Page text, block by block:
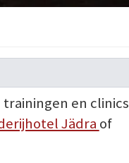
trainingen en clinics
Jädra of